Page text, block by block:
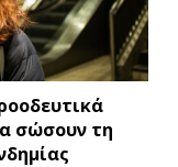
σώσουν τη